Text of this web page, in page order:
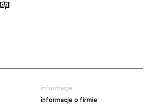
informacje
informacje o firmie